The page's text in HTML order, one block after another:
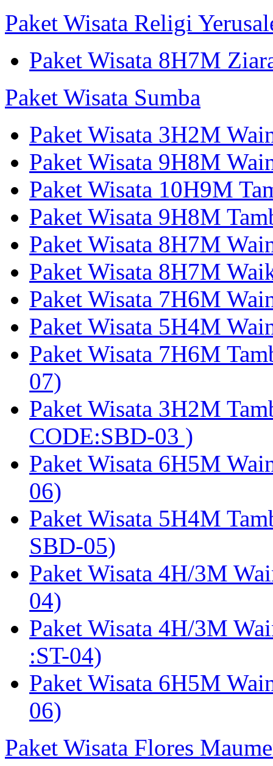
Paket Wisata Religi
Paket Wisata 8H7M
Paket Wisata Sumba
Paket Wisata 3H2M
Paket Wisata 9H8M
Paket Wisata 10H9M
Paket Wisata 9H8M
Paket Wisata 8H7M
Paket Wisata 8H7M
Paket Wisata 7H6M
Paket Wisata 5H4M
Paket Wisata 7H6M
07)
Paket Wisata 3H2M
CODE:SBD-03 )
Paket Wisata 6H5M
06)
Paket Wisata 5H4M
SBD-05)
Paket Wisata 4H/3M
04)
Paket Wisata 4H/3M
:ST-04)
Paket Wisata 6H5M
06)
Paket Wisata Flores